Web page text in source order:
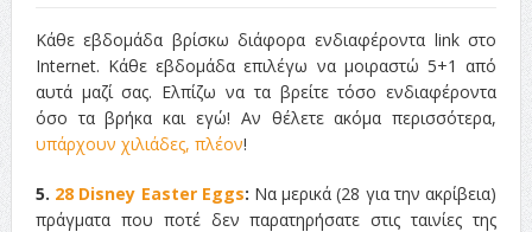
Κάθε εβδομάδα βρίσκω διάφορα ενδιαφέροντα link στο
Internet. Κάθε εβδομάδα επιλέγω να μοιραστώ 5+1 από
αυτά μαζί σας. Ελπίζω να τα βρείτε τόσο ενδιαφέροντα
όσο τα βρήκα και εγώ! Αν θέλετε ακόμα περισσότερα,
υπάρχουν χιλιάδες, πλέον!
5. 28 Disney Easter Eggs: Να μερικά (28 για την ακρίβεια)
πράγματα που ποτέ δεν παρατηρήσατε στις ταινίες της